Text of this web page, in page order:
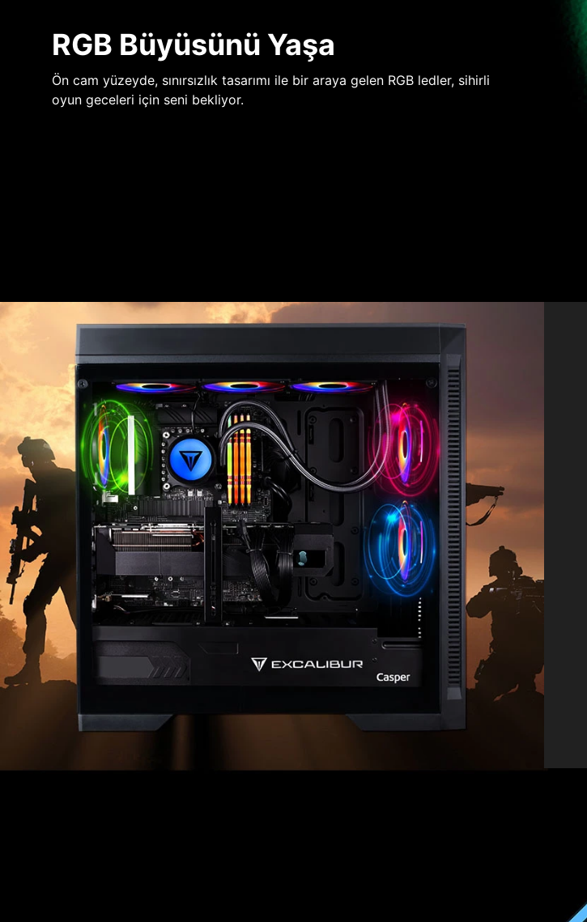
RGB Büyüsünü Yaşa
Ön cam yüzeyde, sınırsızlık tasarımı ile bir araya gelen RGB ledler, sihirli
oyun geceleri için seni bekliyor.